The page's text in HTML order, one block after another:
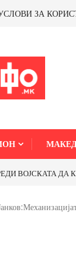
ЗА
ВОЈСКАТА ДА